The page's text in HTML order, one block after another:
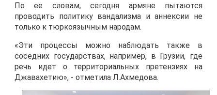
По ее словам, сегодня армяне пытаются
проводить политику вандализма и аннексии не
только к тюркоязычным народам.
«Эти процессы можно наблюдать также в
соседних государствах, например, в Грузии, где
речь идет о территориальных претензиях на
Джавахетию», - отметила Л.Ахмедова.